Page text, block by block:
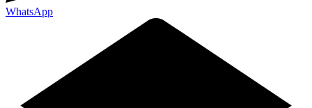
WhatsApp